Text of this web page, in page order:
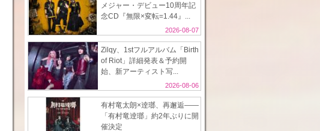
メジャー・デビュー10周年記
念CD『無限×変転=1.44』...
2026-08-07
Zilqy、1stフルアルバム「Birth
of Riot」詳細発表＆予約開
始、新アーティスト写...
2026-08-06
有村竜太朗×逹瑯、再邂逅――
「有村竜逹瑯」約2年ぶりに開
催決定